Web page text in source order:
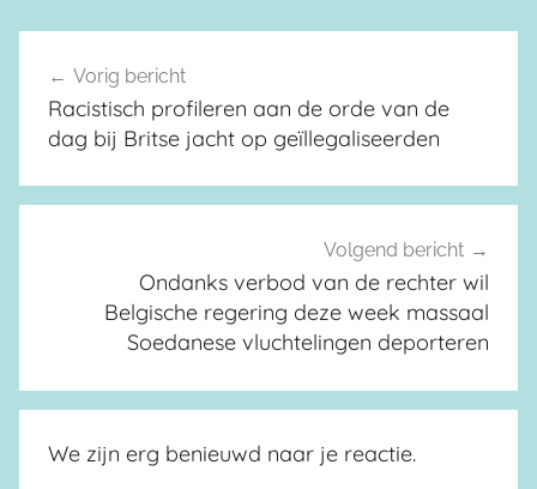
Berichtnavigatie
Vorig bericht
Racistisch profileren aan de orde van de
dag bij Britse jacht op geïllegaliseerden
Volgend bericht
Ondanks verbod van de rechter wil
Belgische regering deze week massaal
Soedanese vluchtelingen deporteren
We zijn erg benieuwd naar je reactie.